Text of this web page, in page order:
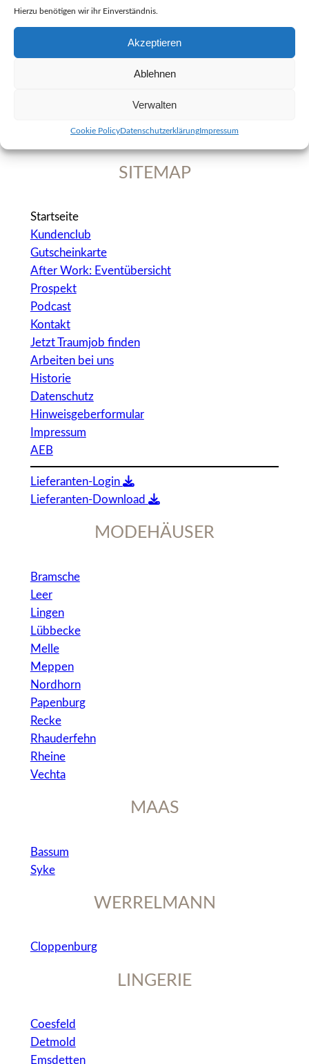
Hierzu benötigen wir ihr Einverständnis.
Akzeptieren
Ablehnen
Verwalten
Cookie PolicyDatenschutzerklärungImpressum
BÖCKMANN APP
Google Play herunter.
SITEMAP
Startseite
Kundenclub
Gutscheinkarte
After Work: Eventübersicht
Prospekt
Podcast
Kontakt
Jetzt Traumjob finden
Arbeiten bei uns
Historie
Datenschutz
Hinweisgeberformular
Impressum
AEB
Lieferanten-Login
Lieferanten-Download
MODEHÄUSER
Bramsche
Leer
Lingen
Lübbecke
Melle
Meppen
Nordhorn
Papenburg
Recke
Rhauderfehn
Rheine
Vechta
MAAS
Bassum
Syke
WERRELMANN
Cloppenburg
LINGERIE
Coesfeld
Detmold
Emsdetten